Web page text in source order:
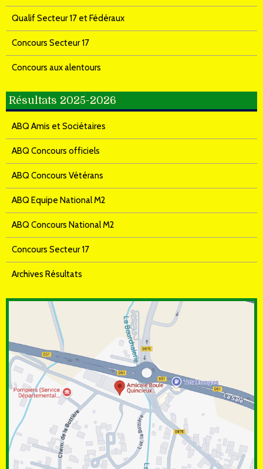
Qualif Secteur 17 et Fédéraux
Concours Secteur 17
Concours aux alentours
Résultats 2025-2026
ABQ Amis et Sociétaires
ABQ Concours officiels
ABQ Concours Vétérans
ABQ Equipe National M2
ABQ Concours National M2
Concours Secteur 17
Archives Résultats